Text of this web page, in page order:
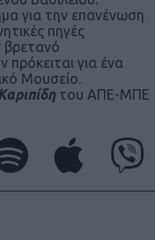
για την επανένωση
πηγές
βρετανό
για ένα
Μουσείο.
του ΑΠΕ-ΜΠΕ